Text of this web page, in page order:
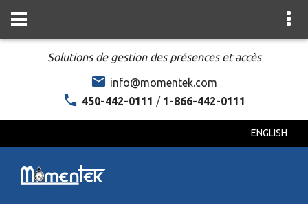
Solutions de gestion des présences et accès
info@momentek.com
450-442-0111 / 1-866-442-0111
ENGLISH